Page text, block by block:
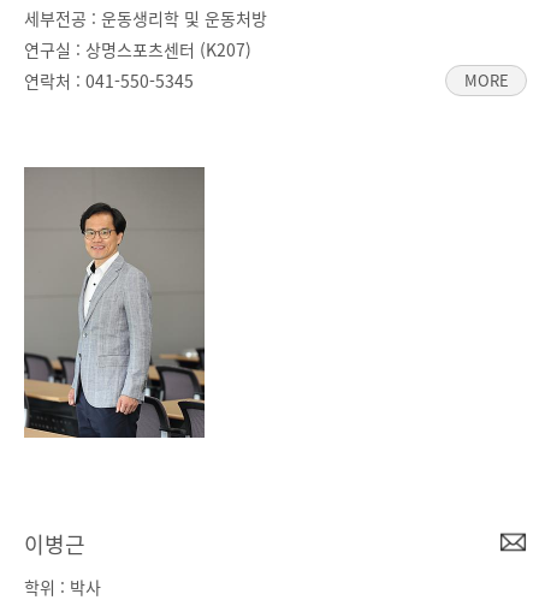
세부전공 : 운동생리학 및 운동처방
연구실 : 상명스포츠센터 (K207)
연락처 : 041-550-5345 MORE
이병근
학위 : 박사